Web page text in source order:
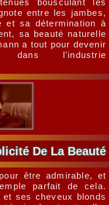
entre les jambes,
et sa détermination à
sa beauté naturelle
a tout pour devenir
dans l'industrie
De La Beauté
être admirable, et
parfait de cela.
ses cheveux blonds